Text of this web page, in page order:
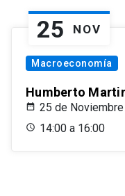
25 NOV
Macroeconomía
Humberto
25 de
14:00 a 16:00